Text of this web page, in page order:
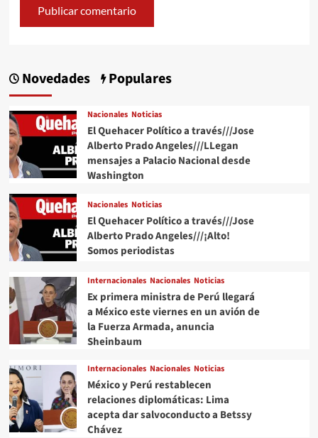
Novedades Populares
Nacionales Noticias
El Quehacer Político a través///Jose
Alberto Prado Angeles///LLegan
mensajes a Palacio Nacional desde
Washington
Nacionales Noticias
El Quehacer Político a través///Jose
Alberto Prado Angeles///¡Alto!
Somos periodistas
Internacionales Nacionales Noticias
Ex primera ministra de Perú llegará
a México este viernes en un avión de
la Fuerza Armada, anuncia
Sheinbaum
Internacionales Nacionales Noticias
México y Perú restablecen
relaciones diplomáticas: Lima
acepta dar salvoconducto a Betssy
Chávez